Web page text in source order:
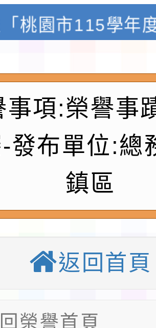
招考代課鐘點教
桃園市115學年
一案
市補助參觀特色
動實施計畫」
人中華民國畫廊
TAIPEI臺北
之「藝術教育日」
學年度第1學
招考代課鐘點教
年度兒童課後照
市體育總會划船
年桃園市運動會
賽」海洋艇及
申請變更地點
115年度
」公費接種對象擴
學年度迎新活動暨
流程表
學年度第1學
事項:榮譽事
發布單位:總
鎮區
返回首頁
榮譽首頁